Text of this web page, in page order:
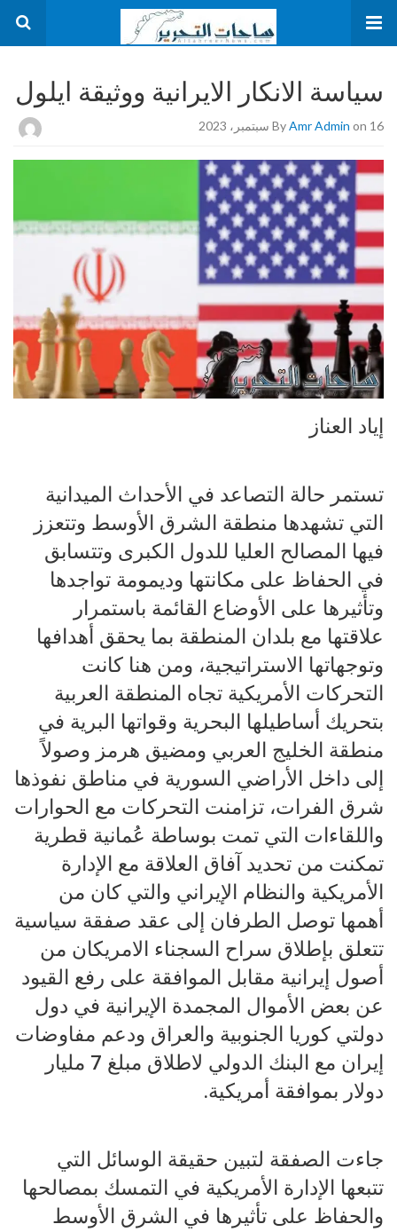
سياسة الانكار الايرانية ووثيقة ايلول
ByAmr Admin on 16 سبتمبر، 2023
إياد العناز
تستمر حالة التصاعد في الأحداث الميدانية
التي تشهدها منطقة الشرق الأوسط وتتعزز
فيها المصالح العليا للدول الكبرى وتتسابق
في الحفاظ على مكانتها وديمومة تواجدها
وتأثيرها على الأوضاع القائمة باستمرار
علاقتها مع بلدان المنطقة بما يحقق أهدافها
وتوجهاتها الاستراتيجية، ومن هنا كانت
التحركات الأمريكية تجاه المنطقة العربية
بتحريك أساطيلها البحرية وقواتها البرية في
منطقة الخليج العربي ومضيق هرمز وصولاً
إلى داخل الأراضي السورية في مناطق نفوذها
شرق الفرات، تزامنت التحركات مع الحوارات
واللقاءات التي تمت بوساطة عُمانية قطرية
تمكنت من تحديد آفاق العلاقة مع الإدارة
الأمريكية والنظام الإيراني والتي كان من
أهمها توصل الطرفان إلى عقد صفقة سياسية
تتعلق بإطلاق سراح السجناء الامريكان من
أصول إيرانية مقابل الموافقة على رفع القيود
عن بعض الأموال المجمدة الإيرانية في دول
دولتي كوريا الجنوبية والعراق ودعم مفاوضات
إيران مع البنك الدولي لاطلاق مبلغ 7 مليار
دولار بموافقة أمريكية.
جاءت الصفقة لتبين حقيقة الوسائل التي
تتبعها الإدارة الأمريكية في التمسك بمصالحها
والحفاظ على تأثيرها في الشرق الأوسط